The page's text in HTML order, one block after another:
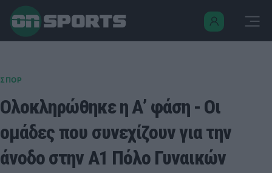
ΣΠΟΡ
Ολοκληρώθηκε η Α’ φάση - Οι
ομάδες που συνεχίζουν για την
άνοδο στην Α1 Πόλο Γυναικών